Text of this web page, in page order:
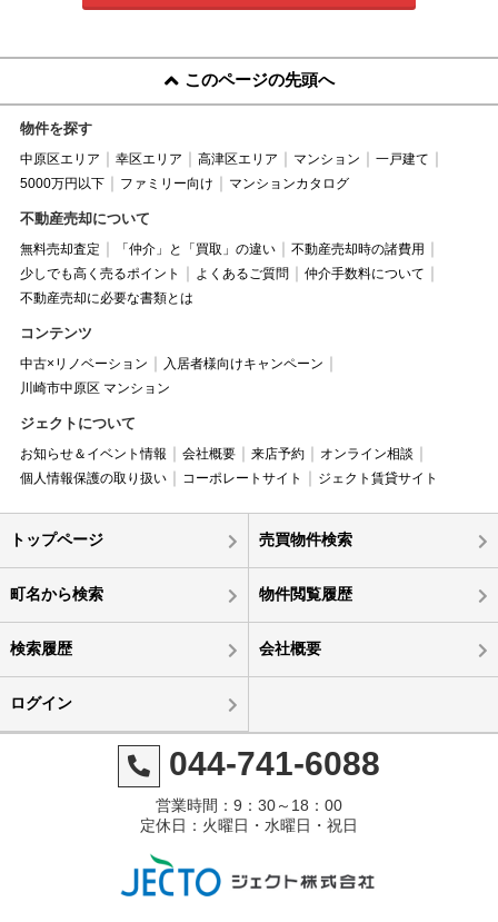
このページの先頭へ
物件を探す
中原区エリア 幸区エリア 高津区エリア マンション
一戸建て
5000万円以下
ファミリー向け マンションカタログ
不動産売却について
無料売却査定 「仲介」と「買取」の違い
不動産売却時の諸費用
少しでも高く売るポイント
よくあるご質問
仲介手数料について
不動産売却に必要な書類とは
コンテンツ
中古×リノベーション
入居者様向けキャンペーン
川崎市中原区 マンション
ジェクトについて
お知らせ＆イベント情報 会社概要 来店予約
オンライン相談
個人情報保護の取り扱い
コーポレートサイト ジェクト賃貸サイト
トップページ 売買物件検索
町名から検索 物件閲覧履歴
検索履歴 会社概要
ログイン
044-741-6088
営業時間：9：30～18：00
定休日：火曜日・水曜日・祝日